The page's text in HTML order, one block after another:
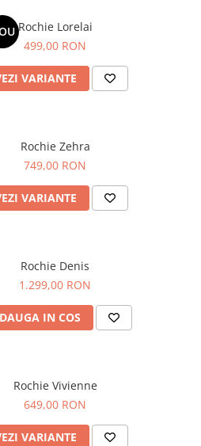
Rochie Lorelai
499,00 RON
VARIANTE
Rochie Zehra
749,00 RON
VARIANTE
Rochie Denis
1.299,00 RON
IN COS
Rochie Vivienne
649,00 RON
VARIANTE